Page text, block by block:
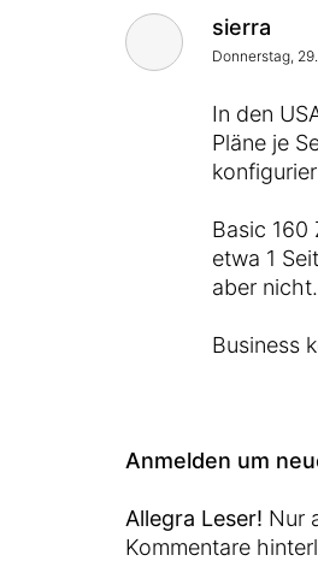
sierra
Donnerstag,
In den
Pläne je
Basic 160
etwa 1
aber nicht.
Business
Anmelden um
Allegra Leser! Nur
Kommentare